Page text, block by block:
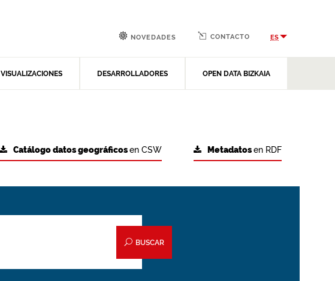
VISUALIZACIONES DESARROLLADORES OPEN DATA BIZKAIA
NOVEDADES CONTACTO ES
Metadatosen RDF
Catálogo datos geográficosen CSW
BUSCAR